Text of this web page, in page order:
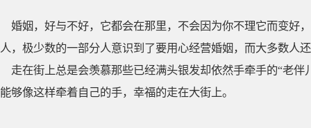
婚姻，好与不好，它都会在那里，不会因为你不理它而变好
人，极少数的一部分人意识到了要用心经营婚姻，而大多数人
走在街上总是会羡慕那些已经满头银发却依然手牵手的“老
能够像这样牵着自己的手，幸福的走在大街上。